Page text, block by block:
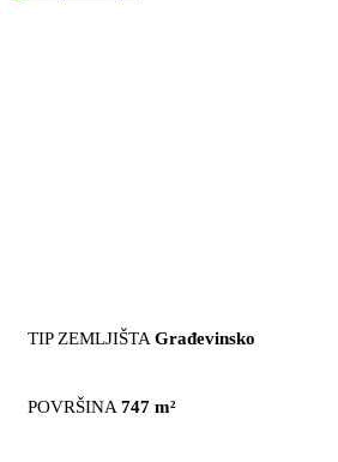
TIP ZEMLJIŠTA Građevinsko
POVRŠINA 747 m²